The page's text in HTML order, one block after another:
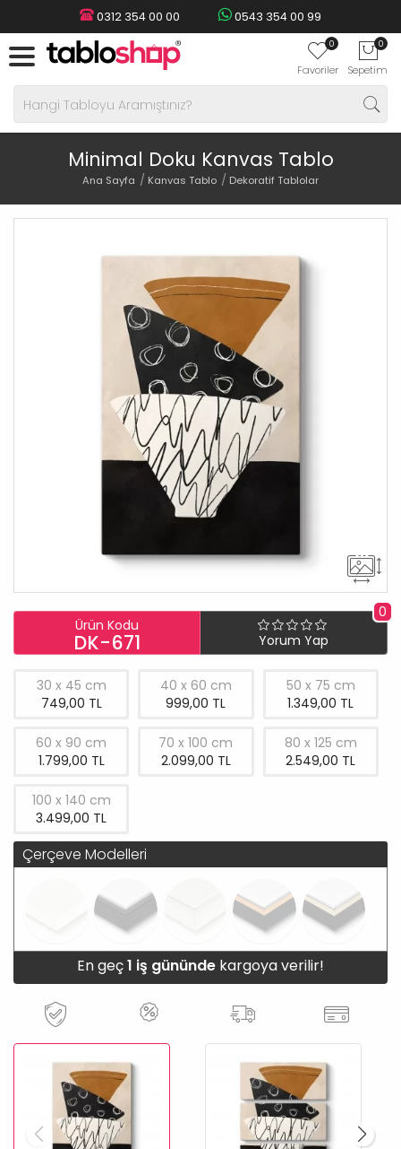
0312 354 00 00 0543 354 00 99
0
Favoriler
0
Sepetim
Minimal Doku Kanvas Tablo
Ana Sayfa Kanvas Tablo Dekoratif Tablolar
Ürün Kodu
DK-671
0
Yorum Yap
30 x 45 cm
749,00 TL
40 x 60 cm
999,00 TL
50 x 75 cm
1.349,00 TL
60 x 90 cm
1.799,00 TL
70 x 100 cm
2.099,00 TL
80 x 125 cm
2.549,00 TL
100 x 140 cm
3.499,00 TL
Çerçeve Modelleri
En geç1 iş gününde kargoya verilir!